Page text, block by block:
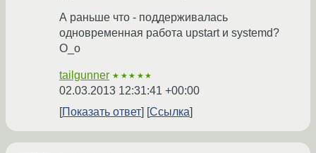
А раньше что - поддерживалась
одновременная работа upstart и systemd?
O_o
tailgunner ★★★★★
02.03.2013 12:31:41 +00:00
Показать ответ
Ссылка